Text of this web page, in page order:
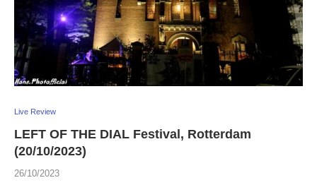
Live Review
LEFT OF THE DIAL Festival, Rotterdam
(20/10/2023)
26/10/2023